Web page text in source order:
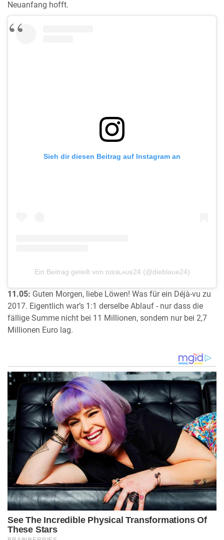
Neuanfang hofft.
Sieh dir diesen Beitrag auf Instagram an
Ein Beitrag geteilt von ᴅɪᴇʙʟᴀᴜᴇ24 (@dieblaue24)
11.05: Guten Morgen, liebe Löwen! Was für ein Déjà-vu zu
2017. Eigentlich war’s 1:1 derselbe Ablauf - nur dass die
fällige Summe nicht bei 11 Millionen, sondern nur bei 2,7
Millionen Euro lag.